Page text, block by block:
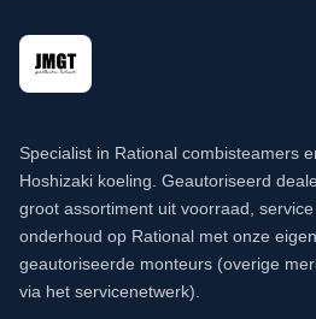
Specialist in Rational combisteamers
Hoshizaki koeling. Geautoriseerd
groot assortiment uit voorraad, service
onderhoud op Rational met onze eigen
geautoriseerde monteurs (overige
via het servicenetwerk).